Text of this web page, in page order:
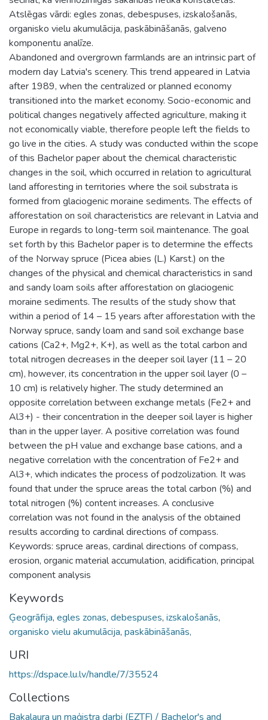
Atslēgas vārdi: egles zonas, debespuses, izskalošanās,
organisko vielu akumulācija, paskābināšanās, galveno
komponentu analīze.
Abandoned and overgrown farmlands are an intrinsic part of
modern day Latvia's scenery. This trend appeared in Latvia
after 1989, when the centralized or planned economy
transitioned into the market economy. Socio-economic and
political changes negatively affected agriculture, making it
not economically viable, therefore people left the fields to
go live in the cities. A study was conducted within the scope
of this Bachelor paper about the chemical characteristic
changes in the soil, which occurred in relation to agricultural
land afforesting in territories where the soil substrata is
formed from glaciogenic moraine sediments. The effects of
afforestation on soil characteristics are relevant in Latvia and
Europe in regards to long-term soil maintenance. The goal
set forth by this Bachelor paper is to determine the effects
of the Norway spruce (Picea abies (L.) Karst.) on the
changes of the physical and chemical characteristics in sand
and sandy loam soils after afforestation on glaciogenic
moraine sediments. The results of the study show that
within a period of 14 – 15 years after afforestation with the
Norway spruce, sandy loam and sand soil exchange base
cations (Ca2+, Mg2+, K+), as well as the total carbon and
total nitrogen decreases in the deeper soil layer (11 – 20
cm), however, its concentration in the upper soil layer (0 –
10 cm) is relatively higher. The study determined an
opposite correlation between exchange metals (Fe2+ and
Al3+) - their concentration in the deeper soil layer is higher
than in the upper layer. A positive correlation was found
between the pH value and exchange base cations, and a
negative correlation with the concentration of Fe2+ and
Al3+, which indicates the process of podzolization. It was
found that under the spruce areas the total carbon (%) and
total nitrogen (%) content increases. A conclusive
correlation was not found in the analysis of the obtained
results according to cardinal directions of compass.
Keywords: spruce areas, cardinal directions of compass,
erosion, organic material accumulation, acidification, principal
component analysis
Keywords
Ģeogrāfija, egles zonas, debespuses, izskalošanās,
organisko vielu akumulācija, paskābināšanās,
URI
https://dspace.lu.lv/handle/7/35524
Collections
Bakalaura un maģistra darbi (EZTF) / Bachelor's and